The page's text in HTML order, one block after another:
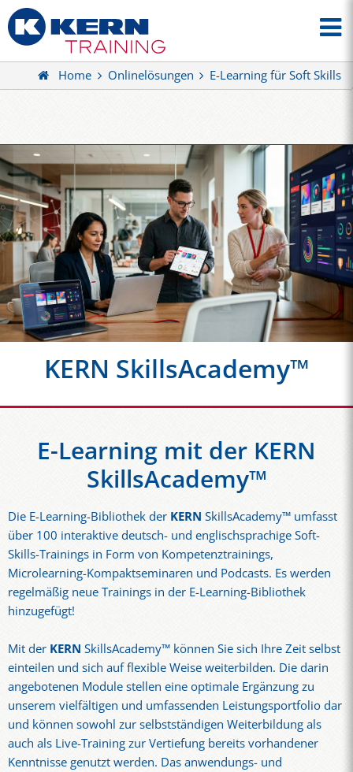
Home Onlinelösungen E-Learning für Soft Skills
KERN SkillsAcademy™
E-Learning mit der KERN
SkillsAcademy™
Die E-Learning-Bibliothek der KERN SkillsAcademy™ umfasst
über 100 interaktive deutsch- und englischsprachige Soft-
Skills-Trainings in Form von Kompetenztrainings,
Microlearning-Kompaktseminaren und Podcasts. Es werden
regelmäßig neue Trainings in der E-Learning-Bibliothek
hinzugefügt!
Mit der KERN SkillsAcademy™ können Sie sich Ihre Zeit selbst
einteilen und sich auf flexible Weise weiterbilden. Die darin
angebotenen Module stellen eine optimale Ergänzung zu
unserem vielfältigen und umfassenden Leistungsportfolio dar
und können sowohl zur selbstständigen Weiterbildung als
auch als Live-Training zur Vertiefung bereits vorhandener
Kenntnisse genutzt werden. Das anwendungs- und